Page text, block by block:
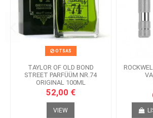
OTSAS
TAYLOR OF OLD BOND
STREET PARFÜÜM NR.74
ORIGINAL 100ML
52,00 €
VIEW